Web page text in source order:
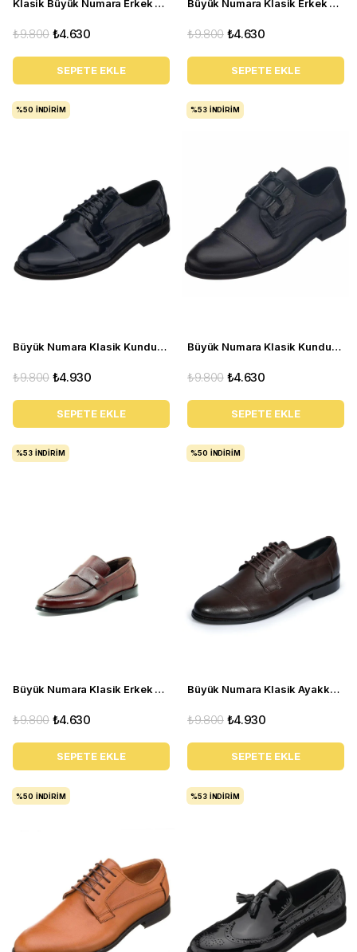
Klasik Büyük Numara Erkek Kundura - NV1930 Siyah
₺4.630
₺9.800
SEPETE EKLE
Büyük Numara Klasik Erkek Ayakkabı - KD0695 Siyah Rugan
₺4.630
₺9.800
SEPETE EKLE
Büyük Numara Klasik Kundura - NV1088 Koyu Lacivert
₺4.930
₺9.800
SEPETE EKLE
%50 İNDIRIM
Büyük Numara Klasik Kundura - NV1945 Siyah
₺4.630
₺9.800
SEPETE EKLE
%53 İNDIRIM
Büyük Numara Klasik Erkek Ayakkabı - KD0695 Kestane Kahve
₺4.630
₺9.800
SEPETE EKLE
%53 İNDIRIM
Büyük Numara Klasik Ayakkabı - NV1088 Kahve
₺4.930
₺9.800
SEPETE EKLE
%50 İNDIRIM
%50 İNDIRIM %53 İNDIRIM